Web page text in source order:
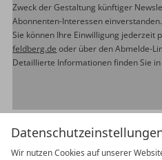
Wir nutzen Cookies auf unserer
Zweck der Gestaltung künftiger
Abonnenten-Interessen einverstanden.
Sie können Ihre Einwilligung jederzeit
feldberg.de oder über den Abmelde-
Detaillierte Informationen finden Sie